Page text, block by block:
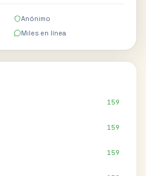
Anónimo
Miles en línea
159
159
159